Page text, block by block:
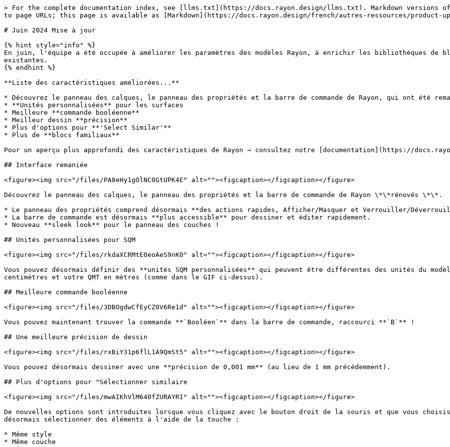
> For the complete documentation index, see [llms.txt](https://docs.rayon.design/llms.txt). Markdown versions of
to page URLs; this page is available as [Markdown](https://docs.rayon.design/french/autres-ressources/product-
# Juin 2024 Mise à jour
{% hint style="info" %}
En juin, l'équipe a été occupée à améliorer les paramètres des modèles Rayon, à enrichir les bibliothèques de
existantes.
{% endhint %}
**Liste des caractéristiques améliorées...**
* Découvrez le panneau des calques, le panneau des propriétés et la barre de commande de Rayon, qui ont été
* **Unités personnalisées** pour les surfaces
* Meilleure **commande booléenne**
* Meilleur dessin **précision**
* Plus d'options pour **'Select Similar'**
* Plus de **blocs familiaux**
Pour un aperçu plus approfondi des caractéristiques de Rayon → consultez notre [documentation](https://
## Interface remaniée
<figure><img src="/files/PA8eHy1gOlNC0GtUPK4E" alt=""><figcaption></figcaption></figure>
Découvrez le panneau des calques, le panneau des propriétés et la barre de commande de Rayon \*\*rénovés \*\*.
* Le panneau des propriétés comprend désormais **des actions rapides, Afficher/Masquer et Verrouiller/
* La barre de commande est désormais **plus accessible** pour dessiner et éditer rapidement.
* Nouveau **sleek look** pour le panneau des couches !
## Unités personnalisées pour SQM
<figure><img src="/files/rkdaXCRMtE0eoAeS9nK0" alt=""><figcaption></figcaption></figure>
Vous pouvez désormais définir des **unités SQM personnalisées** qui peuvent être différentes des unités du
centimètres et votre QMT en mètres (comme dans le GIF ci-dessus).
## Meilleure commande booléenne
<figure><img src="/files/3DBOgdwCfEyCZ0V6Re1d" alt=""><figcaption></figcaption></figure>
Vous pouvez maintenant trouver la commande **`Booléen`** dans la barre de commande, raccourci **`B`** !
## Une meilleure précision de dessin
<figure><img src="/files/rxBiY31p6flL1A9QmSt5" alt=""><figcaption></figcaption></figure>
Vous pouvez désormais dessiner avec une **précision de 0,001 mm** (au lieu de 1 mm précédemment).
## Plus d'options pour "Sélectionner similaire
<figure><img src="/files/mwAIKhVlM640fZURAYRI" alt=""><figcaption></figcaption></figure>
De nouvelles options sont introduites lorsque vous cliquez avec le bouton droit de la souris et que vous
désormais sélectionner des éléments à l'aide de la touche :
* Même style
* Même couche